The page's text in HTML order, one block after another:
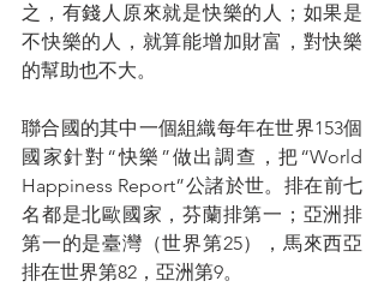
之，有錢人原來就是快樂的人；如果是
不快樂的人，就算能增加財富，對快樂
的幫助也不大。
聯合國的其中一個組織每年在世界153個
國家針對“快樂”做出調查，把“World
Happiness Report”公諸於世。排在前七
名都是北歐國家，芬蘭排第一；亞洲排
第一的是臺灣（世界第25），馬來西亞
排在世界第82，亞洲第9。